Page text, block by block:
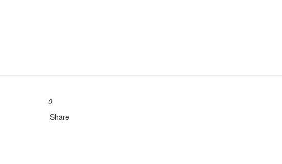
0
Share